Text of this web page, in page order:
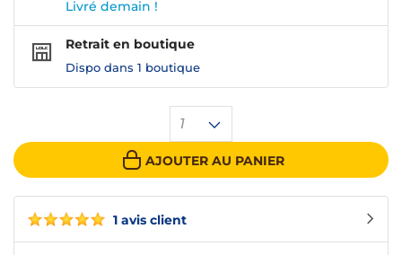
1 avis client
1
AJOUTER AU PANIER
Livré demain !
Retrait en boutique
Dispo dans 1 boutique